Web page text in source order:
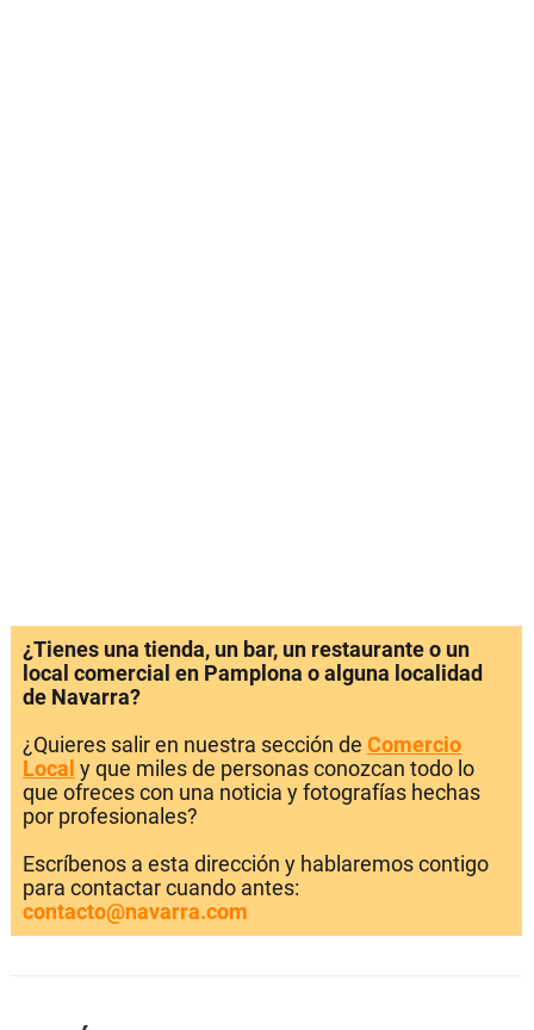
¿Tienes una tienda, un bar, un restaurante o un
local comercial en Pamplona o alguna localidad
de Navarra?
¿Quieres salir en nuestra sección de Comercio
Local y que miles de personas conozcan todo lo
que ofreces con una noticia y fotografías hechas
por profesionales?
Escríbenos a esta dirección y hablaremos contigo
para contactar cuando antes:
contacto@navarra.com